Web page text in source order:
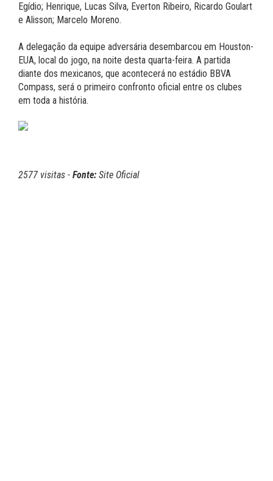
Egídio; Henrique, Lucas Silva, Everton Ribeiro, Ricardo Goulart
e Alisson; Marcelo Moreno.
A delegação da equipe adversária desembarcou em Houston-
EUA, local do jogo, na noite desta quarta-feira. A partida
diante dos mexicanos, que acontecerá no estádio BBVA
Compass, será o primeiro confronto oficial entre os clubes
em toda a história.
2577 visitas - Fonte: Site Oficial